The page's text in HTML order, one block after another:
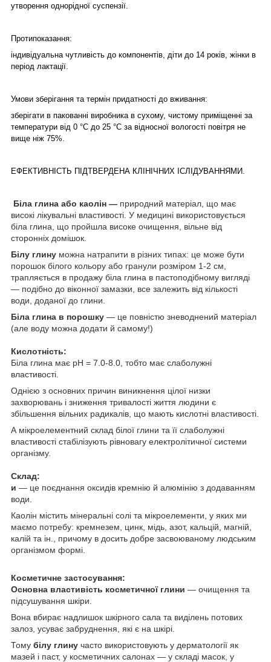
утворення однорідної суспензії.
Протипоказання:
індивідуальна чутливість до компонентів, діти до 14 років, жінки в
період лактації.
Умови зберігання та термін придатності до вживання:
зберігати в пакованні виробника в сухому, чистому приміщенні за
температури від 0 °C до 25 °C за відносної вологості повітря не
вище ніж 75%.
ЕФЕКТИВНІСТЬ ПІДТВЕРДЕНА КЛІНІЧНИХ ІСЛІДУВАННЯМИ.
Біла глина або каолін — природний матеріал, що має
високі лікувальні властивості. У медицині використовується
біла глина, що пройшла високе очищення, вільне від
сторонніх домішок.
Білу глину можна натрапити в різних типах: це може бути
порошок білого кольору або гранули розміром 1-2 см,
трапляється в продажу біла глина в пастоподібному вигляді
— подібно до віконної замазки, все залежить від кількості
води, доданої до глини.
Біла глина в порошку — це повністю зневоднений матеріал
(але воду можна додати й самому!)
Кислотність:
Біла глина має pH = 7.0-8.0, тобто має слаболужні
властивості.
Однією з основних причин виникнення цілої низки
захворювань і зниження тривалості життя людини є
збільшення вільних радикалів, що мають кислотні властивості.
А мікроелементний склад білої глини та її слаболужні
властивості стабілізують рівновагу електролітичної системи
організму.
Склад:
и — це поєднання оксидів кремнію й алюмінію з додаванням
води.
Каолін містить мінеральні солі та мікроелементи, у яких ми
маємо потребу: кремнезем, цинк, мідь, азот, кальцій, магній,
калій та ін., причому в досить добре засвоюваному людським
організмом формі.
Косметичне застосування:
Основна властивість косметичної глини — очищення та
підсушування шкіри.
Вона вбирає надлишок шкірного сала та виділень потових
залоз, усуває забруднення, які є на шкірі.
Тому білу глину часто використовують у дерматології як
мазей і паст, у косметичних салонах — у складі масок, у